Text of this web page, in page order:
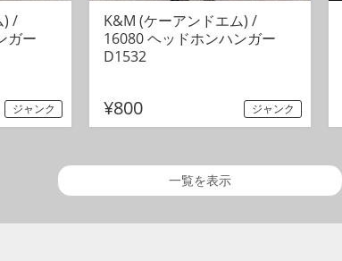
) /
ガー
ジャンク
K&M (ケーアンドエム) /
16080 ヘッドホンハンガー
D1532
¥800 ジャンク
一覧を表示